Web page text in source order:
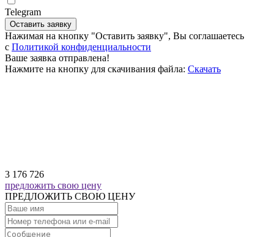
Telegram
Оставить заявку
Нажимая на кнопку "Оставить заявку", Вы соглашаетесь
c Политикой конфиденциальности
Ваше заявка отправлена!
Нажмите на кнопку для скачивания файла: Скачать
3 176 726
предложить свою цену
ПРЕДЛОЖИТЬ СВОЮ ЦЕНУ